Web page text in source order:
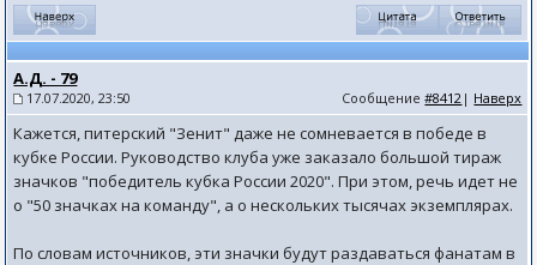
А.Д. - 79
17.07.2020, 23:50 Сообщение#8412 | Наверх
Кажется, питерский "Зенит" даже не сомневается в победе в
кубке России. Руководство клуба уже заказало большой тираж
значков "победитель кубка России 2020". При этом, речь идет не
о "50 значках на команду", а о нескольких тысячах экземплярах.
По словам источников, эти значки будут раздаваться фанатам в